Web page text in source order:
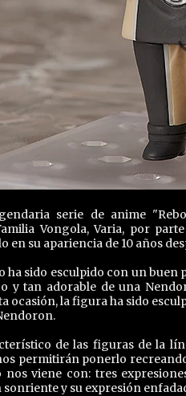
serie de anime
Vongola, Varia, por
en su apariencia de 10 años
ha sido esculpido con un
y tan adorable de una
ocasión, la figura ha sido
de las figuras de la
permitirán ponerlo
nos viene con: tres
y su expresión